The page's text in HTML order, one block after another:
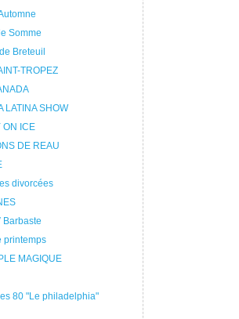
Somme
Breteuil
TROPEZ
LATINA SHOW
ON ICE
DE REAU
divorcées
Barbaste
printemps
MAGIQUE
80 "Le philadelphia"